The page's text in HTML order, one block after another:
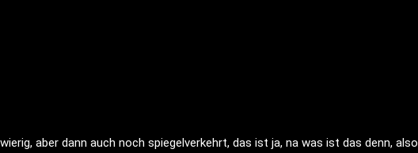
aber dann auch noch spiegelverkehrt, das ist ja, na was ist das denn, also